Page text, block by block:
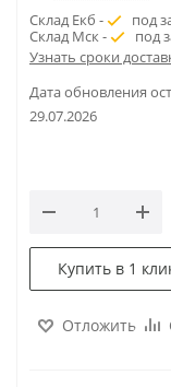
Склад Екб -
под
Склад Мск -
под
Узнать сроки
Дата обновления
29.07.2026
Купить в 1
Отложить